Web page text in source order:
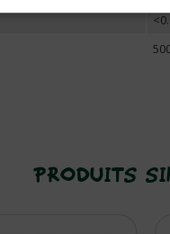
PRODUITS